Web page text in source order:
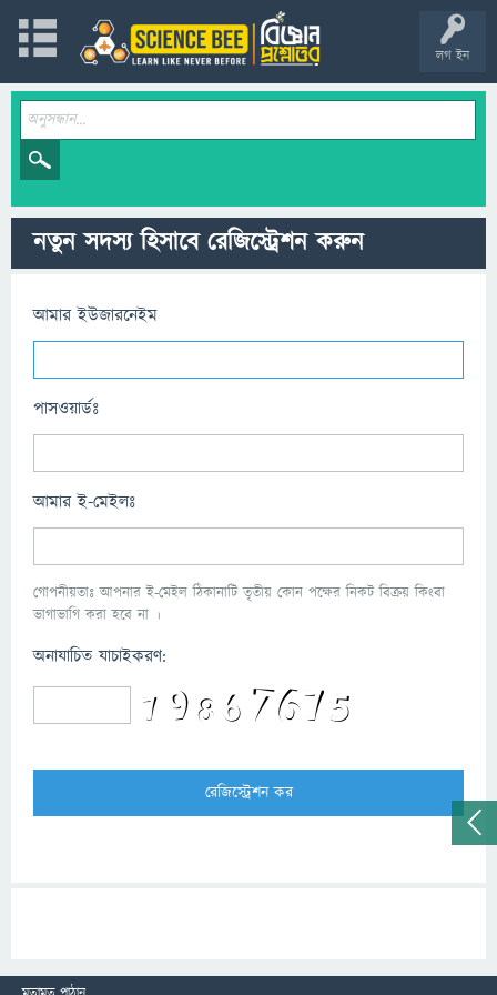
লগ ইন
নতুন সদস্য হিসাবে রেজিস্ট্রেশন করুন
আমার ইউজারনেইম
পাসওয়ার্ডঃ
আমার ই-মেইলঃ
গোপনীয়তাঃ আপনার ই-মেইল ঠিকানাটি তৃতীয় কোন পক্ষের নিকট বিক্রয় কিংবা
ভাগাভাগি করা হবে না ।
অনাযাচিত যাচাইকরণ: